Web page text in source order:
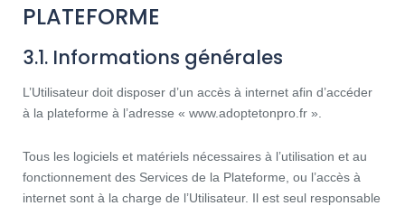
PLATEFORME
3.1. Informations générales
L’Utilisateur doit disposer d’un accès à internet afin d’accéder
à la plateforme à l’adresse « www.adoptetonpro.fr ».
Tous les logiciels et matériels nécessaires à l’utilisation et au
fonctionnement des Services de la Plateforme, ou l’accès à
internet sont à la charge de l’Utilisateur. Il est seul responsable